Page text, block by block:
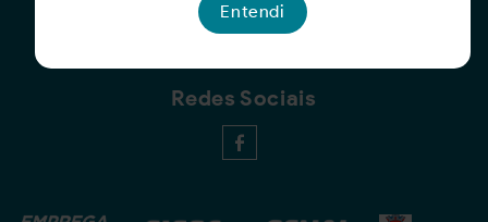
Criar Oportunidade
Busca de Currículos
Redes Sociais
Entendi